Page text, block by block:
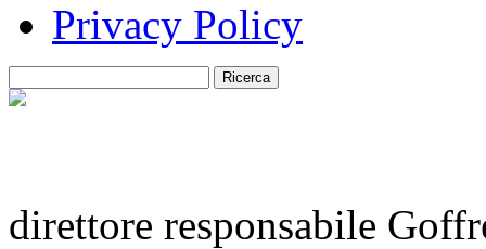
Privacy Policy
direttore responsabile